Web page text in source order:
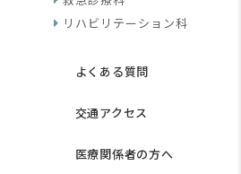
リハビリテーション科
よくある質問
交通アクセス
医療関係者の方へ